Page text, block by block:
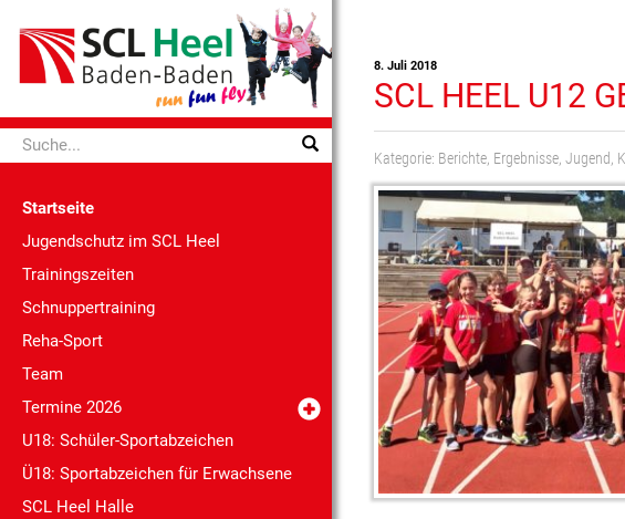
Startseite
Jugendschutz im SCL Heel
Trainingszeiten
Schnuppertraining
Reha-Sport
Team
Termine 2026
U18: Schüler-Sportabzeichen
Ü18: Sportabzeichen für Erwachsene
SCL Heel Halle
8. Juli 2018
SCL HEEL U12
Kategorie: Berichte, Ergebnisse, Jugend,